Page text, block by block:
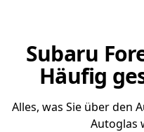
Subaru
Häufig
Alles, was Sie über den
Autoglas